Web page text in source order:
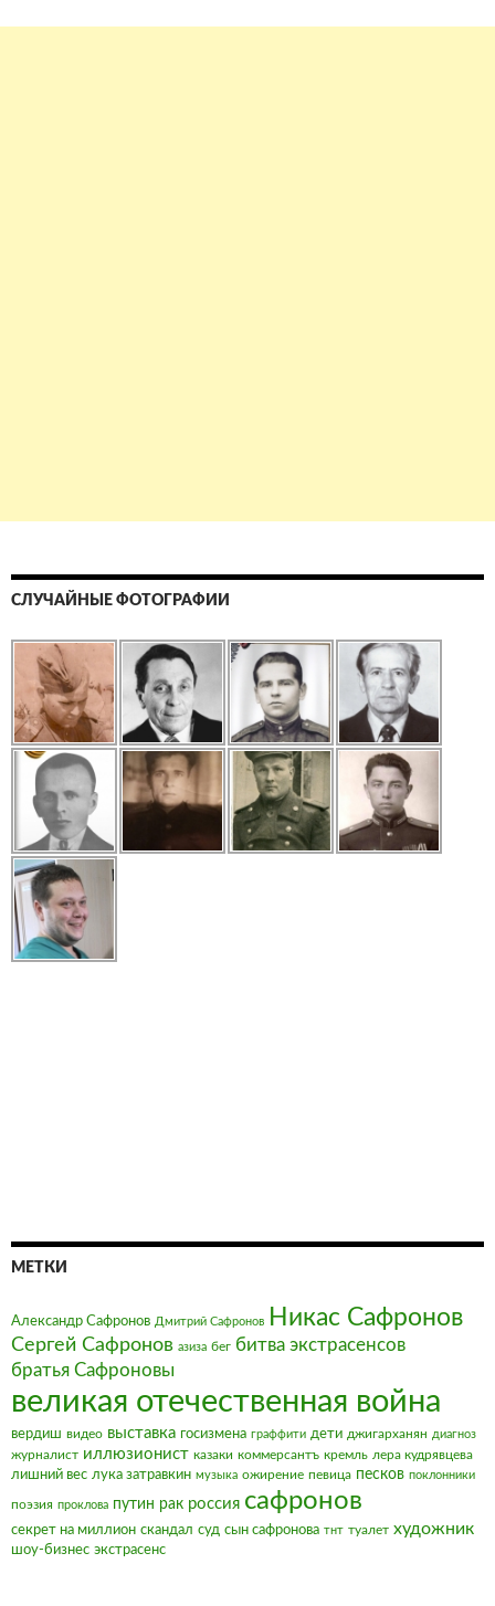
СЛУЧАЙНЫЕ ФОТОГРАФИИ
МЕТКИ
Александр Сафронов Дмитрий Сафронов Никас Сафронов
Сергей Сафронов азиза бег битва экстрасенсов
братья Сафроновы
великая отечественная война
вердиш видео выставка госизмена граффити дети джигарханян диагноз
журналист иллюзионист казаки коммерсантъ кремль лера кудрявцева
лишний вес лука затравкин музыка ожирение певица песков поклонники
поэзия проклова путин рак россия сафронов
секрет на миллион скандал суд сын сафронова тнт туалет художник
шоу-бизнес экстрасенс